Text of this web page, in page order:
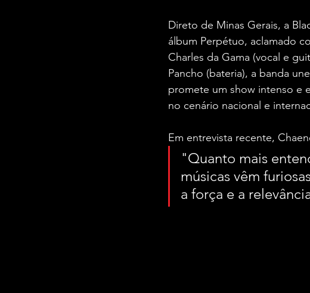
Direto de Minas Gerais, a
álbum Perpétuo, aclamado
Charles da Gama (vocal e
Pancho (bateria), a banda
promete um show intenso e
no cenário nacional e
Em entrevista recente,
"Quanto mais
músicas vêm
a força e a